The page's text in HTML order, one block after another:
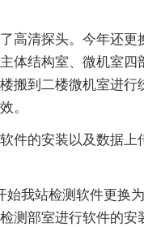
高清探头。今年还更
体结构室、微机室四
搬到二楼微机室进行
。
软件的安装以及数据上
始我站检测软件更换
测部室进行软件的安